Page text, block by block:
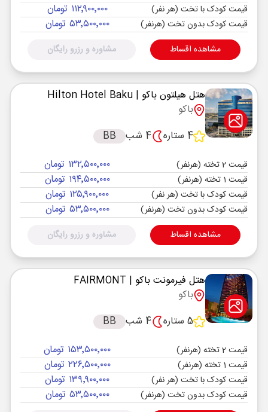
قیمت کودک با تخت (هر نفر) ۱۱۲٬۹۰۰٬۰۰۰ تومان
قیمت کودک بدون تخت (هرنفر) ۵۳٬۵۰۰٬۰۰۰ تومان
مشاهده اقساط مشاوره و رزرو رایگان
هتل هیلتون باکو | Hilton Hotel Baku
باکو
4 ستاره
4 شب BB
قیمت 2 تخته (هرنفر) ۱۳۲٬۵۰۰٬۰۰۰ تومان
قیمت 1 تخته (هرنفر) ۱۹۴٬۵۰۰٬۰۰۰ تومان
قیمت کودک با تخت (هر نفر) ۱۲۵٬۹۰۰٬۰۰۰ تومان
قیمت کودک بدون تخت (هرنفر) ۵۳٬۵۰۰٬۰۰۰ تومان
مشاهده اقساط مشاوره و رزرو رایگان
هتل فیرمونت باکو | FAIRMONT
باکو
5 ستاره
4 شب BB
قیمت 2 تخته (هرنفر) ۱۵۳٬۵۰۰٬۰۰۰ تومان
قیمت 1 تخته (هرنفر) ۲۲۶٬۵۰۰٬۰۰۰ تومان
قیمت کودک با تخت (هر نفر) ۱۳۹٬۹۰۰٬۰۰۰ تومان
قیمت کودک بدون تخت (هرنفر) ۵۳٬۵۰۰٬۰۰۰ تومان